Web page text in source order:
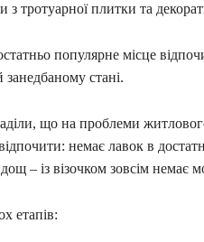
тротуарної плитки та
популярне місце
занедбаному стані.
що на проблеми
немає лавок в
– із візочком зовсім немає
етапів: